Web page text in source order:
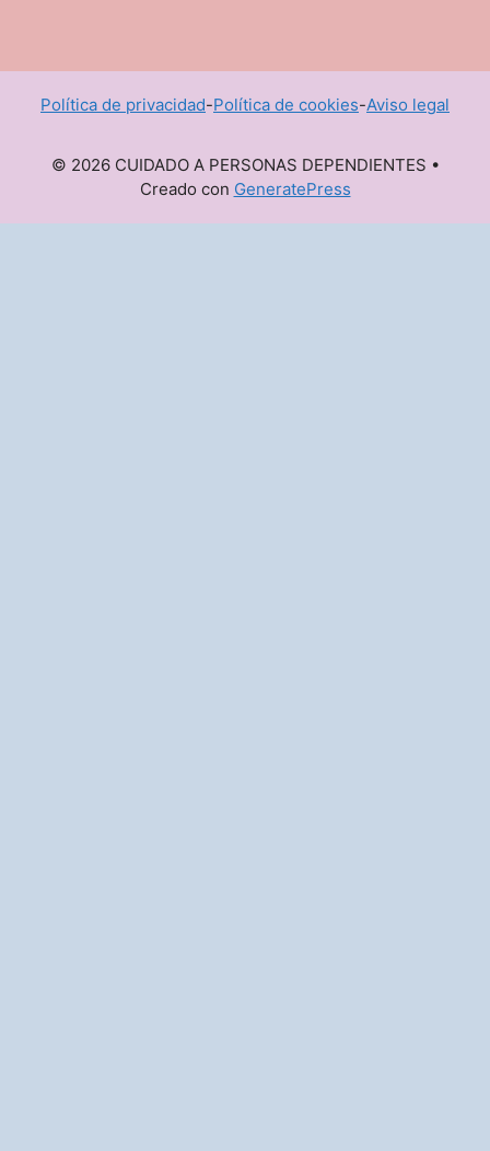
Política de privacidad-Política de cookies-Aviso legal
© 2026 CUIDADO A PERSONAS DEPENDIENTES •
Creado con GeneratePress